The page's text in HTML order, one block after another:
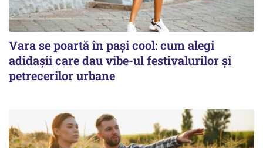
Vara se poartă în pași cool: cum alegi
adidașii care dau vibe-ul festivalurilor și
petrecerilor urbane